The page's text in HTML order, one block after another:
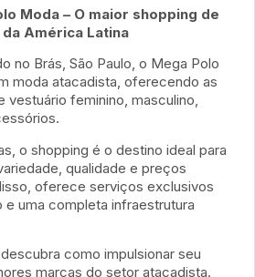
Moda – O maior shopping de
América Latina
no Brás, São Paulo, o Mega Polo
moda atacadista, oferecendo as
vestuário feminino, masculino,
o shopping é o destino ideal para
qualidade e preços
oferece serviços exclusivos
uma completa infraestrutura
como impulsionar seu
marcas do setor atacadista.